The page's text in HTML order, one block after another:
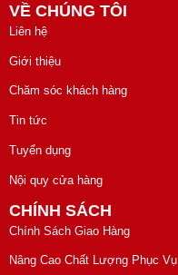
VỀ CHÚNG TÔI
Liên hệ
Giới thiệu
Chăm sóc khách hàng
Tin tức
Tuyển dụng
Nội quy cửa hàng
CHÍNH SÁCH
Chính Sách Giao Hàng
Nâng Cao Chất Lượng Phục Vụ